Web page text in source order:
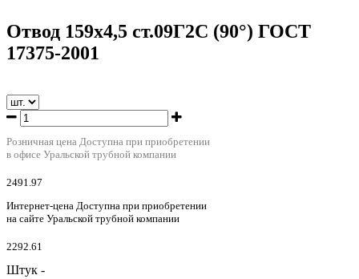
Отвод 159х4,5 ст.09Г2С (90°) ГОСТ
17375-2001
Розничная цена Доступна при приобретении
в офисе Уральской трубной компании
2491.97
Интернет-цена Доступна при приобретении
на сайте Уральской трубной компании
2292.61
Штук -